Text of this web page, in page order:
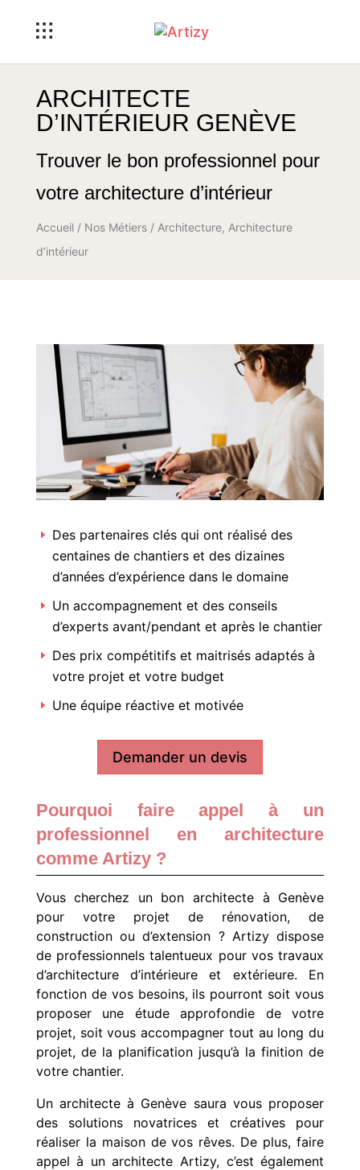
ARCHITECTE
D’INTÉRIEUR GENÈVE
Trouver le bon professionnel pour
votre architecture d’intérieur
Accueil/ Nos Métiers/ Architecture, Architecture
d’intérieur
Des partenaires clés qui ont réalisé des
centaines de chantiers et des dizaines
d’années d’expérience dans le domaine
Un accompagnement et des conseils
d’experts avant/pendant et après le chantier
Des prix compétitifs et maitrisés adaptés à
votre projet et votre budget
Une équipe réactive et motivée
Demander un devis
Pourquoi faire appel à un
professionnel en architecture
comme Artizy ?
Vous cherchez un bon architecte à Genève
pour votre projet de rénovation, de
construction ou d’extension ? Artizy dispose
de professionnels talentueux pour vos travaux
d’architecture d’intérieure et extérieure. En
fonction de vos besoins, ils pourront soit vous
proposer une étude approfondie de votre
projet, soit vous accompagner tout au long du
projet, de la planification jusqu’à la finition de
votre chantier.
Un architecte à Genève saura vous proposer
des solutions novatrices et créatives pour
réaliser la maison de vos rêves. De plus, faire
appel à un architecte Artizy, c’est également